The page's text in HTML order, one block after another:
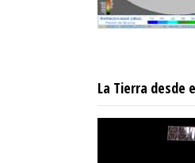
La Tierra desde